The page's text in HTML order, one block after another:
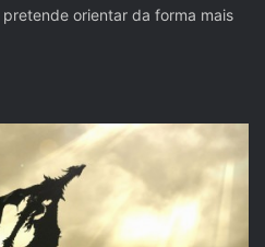
orientar da forma mais